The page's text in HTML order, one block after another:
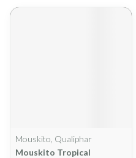
Mouskito, Qualiphar
Mouskito Tropical